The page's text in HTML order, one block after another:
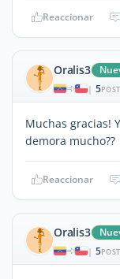
Reaccionar
Oralis3
| 5
Muchas gracias!
demora mucho??
Reaccionar
Oralis3
| 5